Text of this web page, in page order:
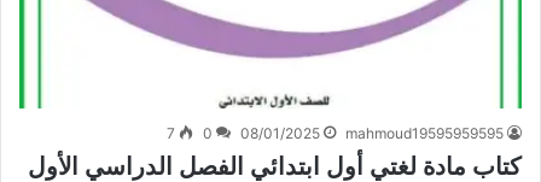
mahmoud19595959595
08/01/2025
0
7
كتاب مادة لغتي أول ابتدائي الفصل الدراسي الأول